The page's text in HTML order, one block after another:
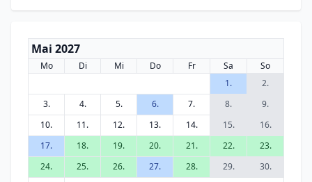
Mai 2027
Mo Di Mi Do Fr Sa
So
1.
2.
3.
4. 5. 6. 7. 8.
9.
10.
11. 12. 13. 14. 15.
16.
17.
18. 19. 20. 21. 22.
23.
24.
25. 26. 27. 28. 29.
30.